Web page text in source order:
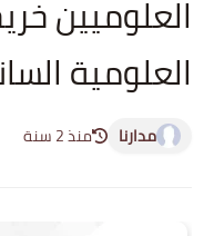
العلوميين
العلومية
مدارنا منذ 2 سنة